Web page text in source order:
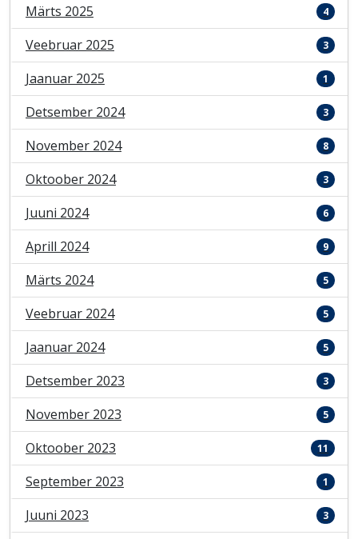
Märts 2025 4
Veebruar 2025 3
Jaanuar 2025 1
Detsember 2024 3
November 2024 8
Oktoober 2024 3
Juuni 2024 6
Aprill 2024 9
Märts 2024 5
Veebruar 2024 5
Jaanuar 2024 5
Detsember 2023 3
November 2023 5
Oktoober 2023 11
September 2023 1
Juuni 2023 3